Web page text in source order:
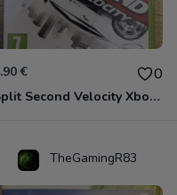
€ 0
Split Second Velocity Xbox 360
TheGamingR83